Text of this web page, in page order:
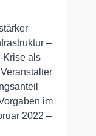
–
Krise als
im
2022 –